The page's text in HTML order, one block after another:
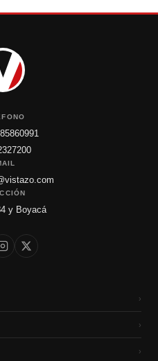
y Boyacá
›
›
›